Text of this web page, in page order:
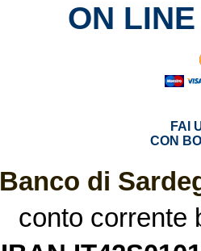
ON
FAI
CON
Banco di
conto corrente